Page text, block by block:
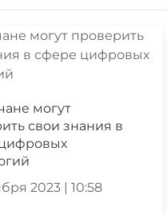
могут
свои знания в
2023 | 10:58